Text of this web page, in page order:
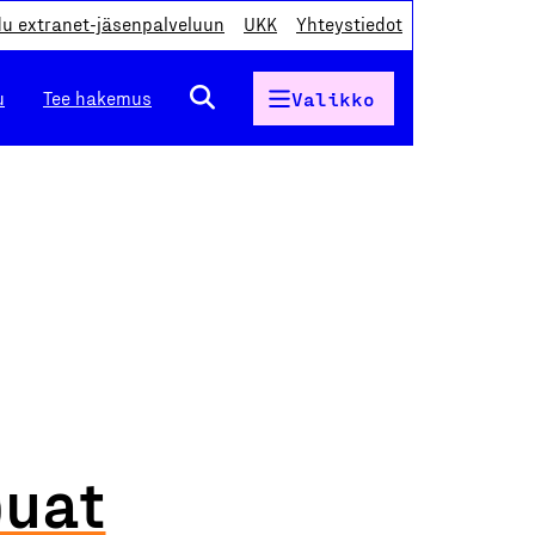
extranet-jäsenpalveluun UKK Yhteystiedot
Tee hakemus Valikko